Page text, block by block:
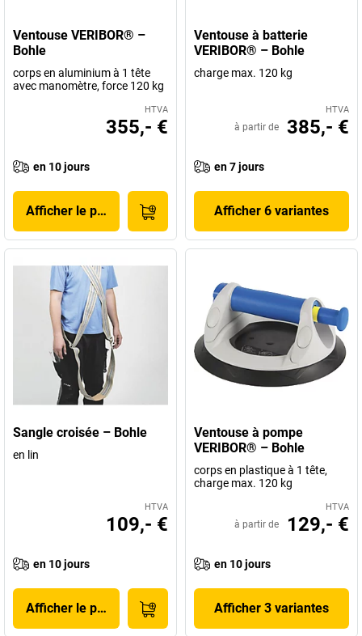
Ventouse VERIBOR® –
Bohle
corps en aluminium à 1 tête
avec manomètre, force 120 kg
HTVA
355,- €
en 10 jours
Afficher le produit
Ventouse à batterie
VERIBOR® – Bohle
charge max. 120 kg
HTVA
à partir de 385,- €
en 7 jours
Afficher 6 variantes
Sangle croisée – Bohle
en lin
HTVA
109,- €
en 10 jours
Afficher le produit
Ventouse à pompe
VERIBOR® – Bohle
corps en plastique à 1 tête,
charge max. 120 kg
HTVA
à partir de 129,- €
en 10 jours
Afficher 3 variantes